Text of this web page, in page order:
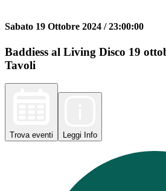
Sabato 19 Ottobre 2024 /23:00:00
Baddiess al Living Disco 19
Tavoli
Trova eventi Leggi Info